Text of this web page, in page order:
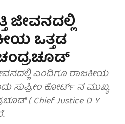
ಜೀವನದಲ್ಲಿ
ಒತ್ತಡ
ಚಂದ್ರಚೂಡ್
ಎಂದಿಗೂ ರಾಜಕೀಯ
ಸುಪ್ರೀಂ ಕೋರ್ಟ್ ನ ಮುಖ್ಯ
( Chief Justice D Y